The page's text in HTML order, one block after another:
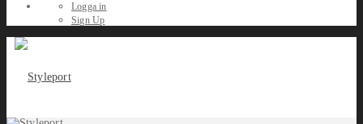
Logga in
Sign Up